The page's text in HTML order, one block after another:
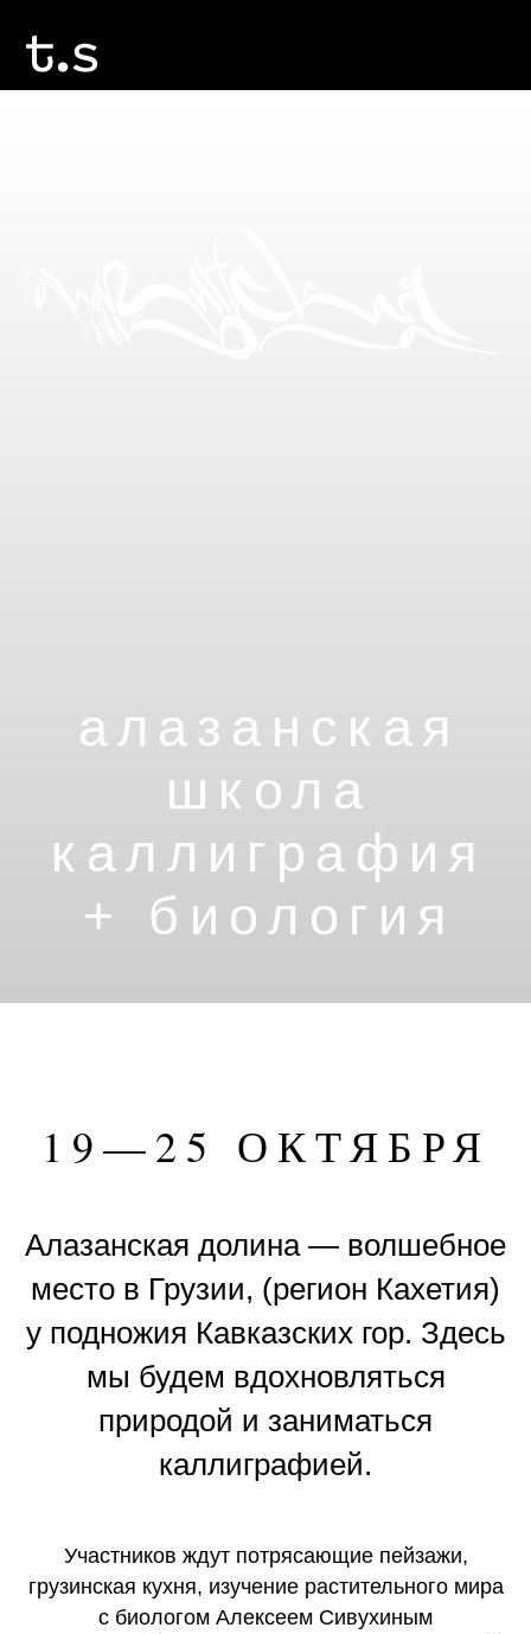
19—25 ОКТЯБРЯ
Алазанская долина — волшебное
место в Грузии, (регион Кахетия)
у подножия Кавказских гор. Здесь
мы будем вдохновляться
природой и заниматься
каллиграфией.
Участников ждут потрясающие пейзажи,
грузинская кухня, изучение растительного мира
с биологом Алексеем Сивухиным